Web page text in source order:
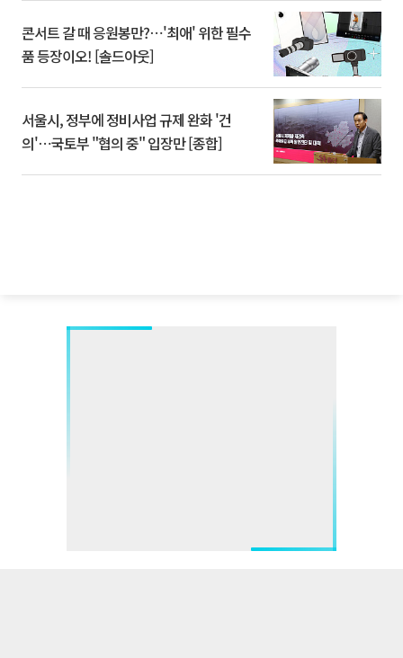
콘서트 갈 때 응원봉만?⋯'최애' 위한 필수
품 등장이오! [솔드아웃]
서울시, 정부에 정비사업 규제 완화 '건
의'⋯국토부 "협의 중" 입장만 [종합]